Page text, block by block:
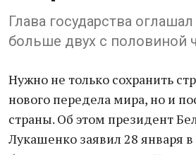
Глава государства
больше двух с половиной
Нужно не только сохранить
нового передела мира, но и
страны. Об этом президент
Лукашенко заявил 28 января